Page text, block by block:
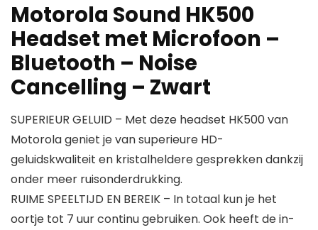
Motorola Sound HK500
Headset met Microfoon –
Bluetooth – Noise
Cancelling – Zwart
SUPERIEUR GELUID – Met deze headset HK500 van
Motorola geniet je van superieure HD-
geluidskwaliteit en kristalheldere gesprekken dankzij
onder meer ruisonderdrukking.
RUIME SPEELTIJD EN BEREIK – In totaal kun je het
oortje tot 7 uur continu gebruiken. Ook heeft de in-